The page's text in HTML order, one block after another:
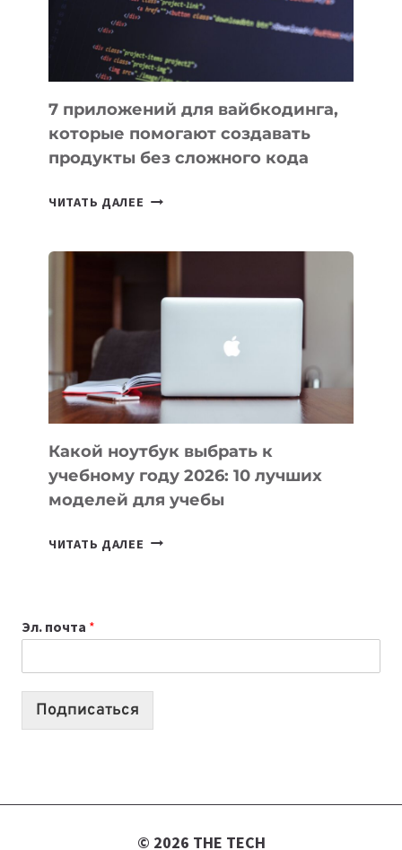
7 приложений для вайбкодинга,
которые помогают создавать
продукты без сложного кода
ЧИТАТЬ ДАЛЕЕ
СОЗДАВАТЬ
БЕЗ
СЛОЖНОГО
КОДА
Какой ноутбук выбрать к
учебному году 2026: 10 лучших
моделей для учебы
ЧИТАТЬ ДАЛЕЕ КАКОЙ
2026:
10
Эл. почта *
Подписаться
© 2026 THE TECH